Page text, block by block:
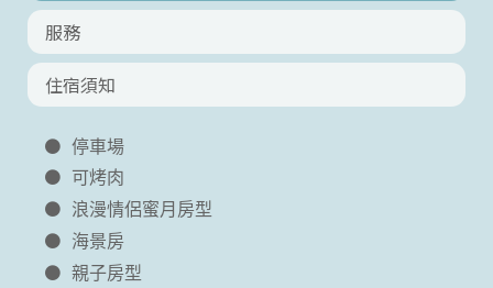
服務
住宿須知
停車場
可烤肉
浪漫情侶蜜月房型
海景房
親子房型